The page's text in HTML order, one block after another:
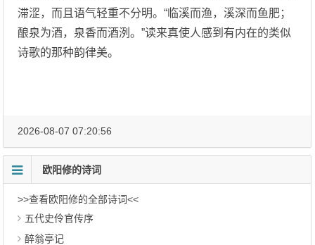
滞涩，而且语气轻重不分明。“临溪而渔，溪深而鱼肥；
酿泉为酒，泉香而酒洌。”读来真使人感到有内在的类似
诗歌的那种韵律美。
2026-08-07 07:20:56
欧阳修的诗词
>>查看欧阳修的全部诗词<<
五代史伶官传序
醉翁亭记